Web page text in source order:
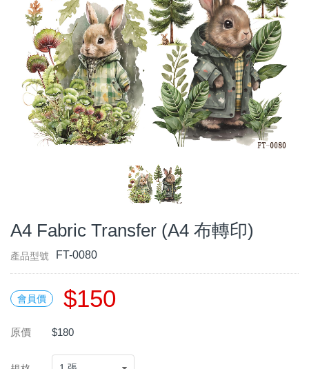
A4 Fabric Transfer (A4 布轉印)
產品型號 FT-0080
會員價 $150
原價 $180